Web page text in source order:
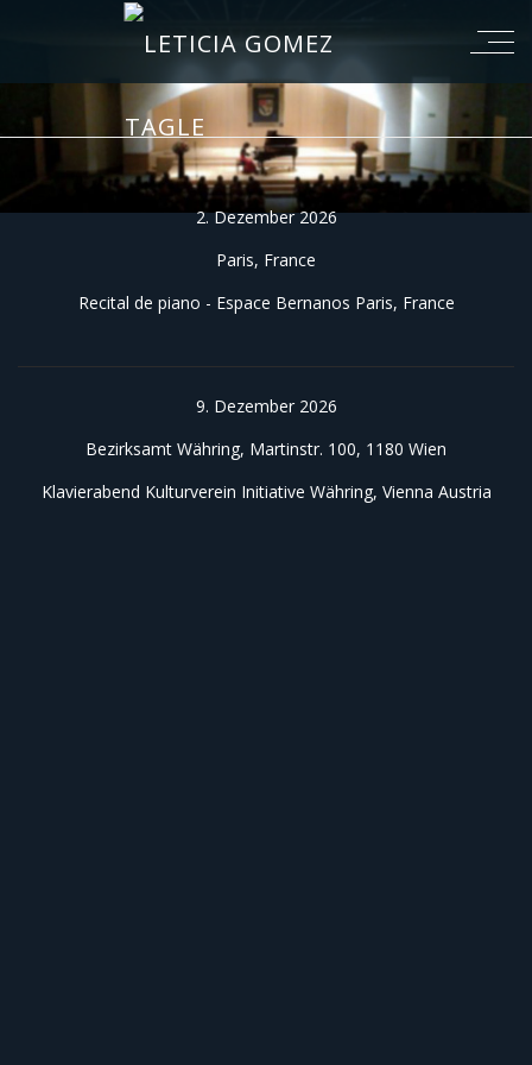
2. Dezember 2026
Paris, France
Recital de piano - Espace Bernanos Paris, France
9. Dezember 2026
Bezirksamt Währing, Martinstr. 100, 1180 Wien
Klavierabend Kulturverein Initiative Währing, Vienna Austria